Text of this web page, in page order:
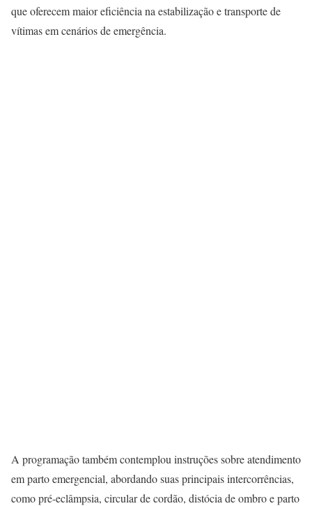
que oferecem maior eficiência na estabilização e transporte de
vítimas em cenários de emergência.
A programação também contemplou instruções sobre atendimento
em parto emergencial, abordando suas principais intercorrências,
como pré-eclâmpsia, circular de cordão, distócia de ombro e parto